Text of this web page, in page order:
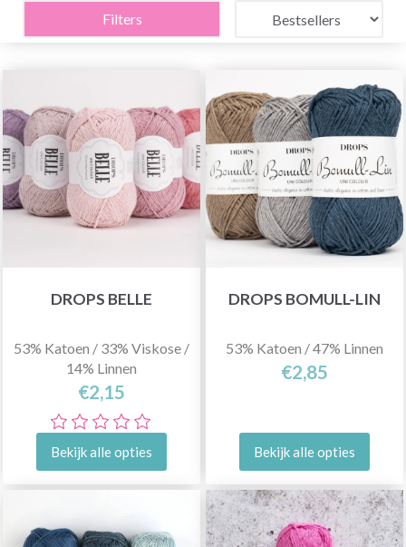
Filters
DROPS BELLE
53% Katoen / 33% Viskose /
14% Linnen
€2,15
Bekijk alle opties
DROPS BOMULL-LIN
53% Katoen / 47% Linnen
€2,85
Bekijk alle opties